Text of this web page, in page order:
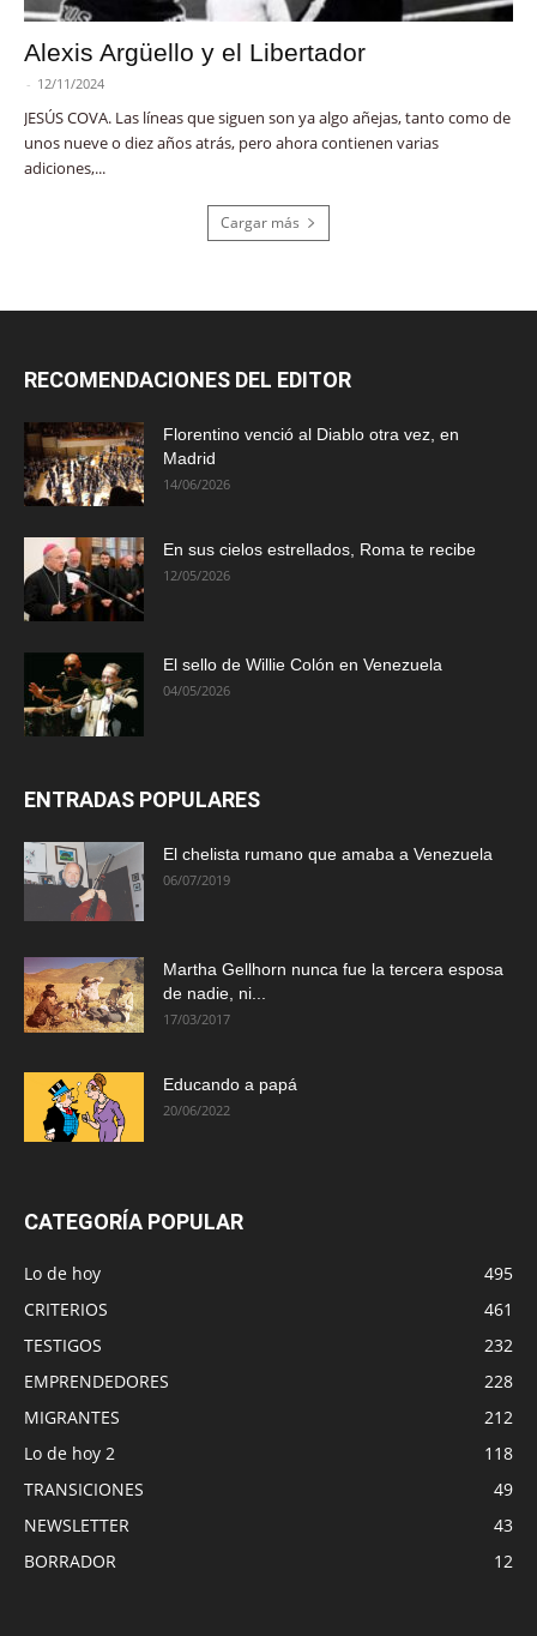
Alexis Argüello y el Libertador
- 12/11/2024
JESÚS COVA. Las líneas que siguen son ya algo añejas, tanto como de
unos nueve o diez años atrás, pero ahora contienen varias
adiciones,...
Cargar más
RECOMENDACIONES DEL EDITOR
Florentino venció al Diablo otra vez, en
Madrid
14/06/2026
En sus cielos estrellados, Roma te recibe
12/05/2026
El sello de Willie Colón en Venezuela
04/05/2026
ENTRADAS POPULARES
El chelista rumano que amaba a Venezuela
06/07/2019
Martha Gellhorn nunca fue la tercera esposa
de nadie, ni...
17/03/2017
Educando a papá
20/06/2022
CATEGORÍA POPULAR
Lo de hoy
495
CRITERIOS
461
TESTIGOS
232
EMPRENDEDORES
228
MIGRANTES
212
Lo de hoy 2
118
TRANSICIONES
49
NEWSLETTER
43
BORRADOR
12